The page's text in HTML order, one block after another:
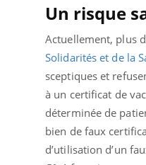
Un risque
Actuellement, plus
Solidarités et de la
sceptiques et
à un certificat de
déterminée de
bien de faux
d’utilisation d’un